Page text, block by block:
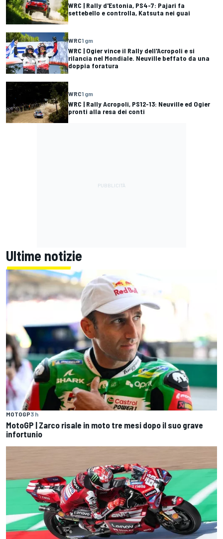
WRC | Rally d'Estonia, PS4-7: Pajari fa
settebello e controlla, Katsuta nei guai
WRC1 gm
WRC | Ogier vince il Rally dell'Acropoli e si
rilancia nel Mondiale. Neuville beffato da una
doppia foratura
WRC1 gm
WRC | Rally Acropoli, PS12-13: Neuville ed Ogier
pronti alla resa dei conti
Ultime notizie
MOTOGP3 h
MotoGP | Zarco risale in moto tre mesi dopo il suo grave
infortunio